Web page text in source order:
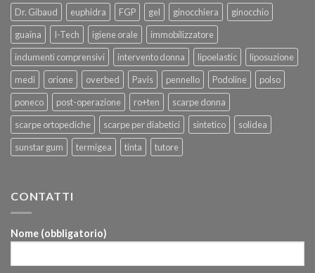
Dr. Gibaud
euphidra FGP gel ginocchiera
ginocchio
guaina
I-Tech igiene orale
immobilizzatore
indumenti comprensivi
intervento donna lipoelastic
liposuzione
medi
orione overbed Pavis pennello Podoline
polso
poneco
post-operazione ro+ten
scarpe donna
scarpe ortopediche
scarpe per diabetici sintetico
solidea
sunstar gum
termigea tinta tutore
CONTATTI
Nome (obbligatorio)